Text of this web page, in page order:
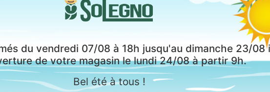
votre spécialiste sol et
en stock livrés sous 48h
Disponibilité immédiate à Lyon sur
de nombreux produits tels que les
stratifiés, lames de terrasse bois
au composite.
Mais aussi tous les produits de
du vendredi 07/08 à 18h jusqu'au dimanche 23/08
de votre magasin le lundi 24/08 à partir 9h.
Bel été à tous !